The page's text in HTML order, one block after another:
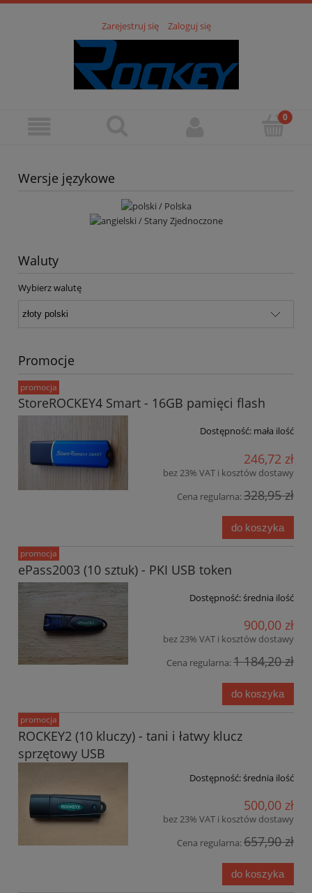
Zarejestruj się Zaloguj się
Wersje językowe
Waluty
Wybierz walutę
Promocje
StoreROCKEY4 Smart - 16GB pamięci flash
Dostępność: mała ilość
246,72 zł
bez 23% VAT i kosztów dostawy
Cena regularna:328,95 zł
do koszyka
promocja
ePass2003 (10 sztuk) - PKI USB token
Dostępność:średnia ilość
900,00 zł
bez 23% VAT i kosztów dostawy
Cena regularna:1 184,20 zł
do koszyka
promocja
ROCKEY2 (10 kluczy) - tani i łatwy klucz
sprzętowy USB
Dostępność:średnia ilość
500,00 zł
bez 23% VAT i kosztów dostawy
Cena regularna:657,90 zł
do koszyka
promocja